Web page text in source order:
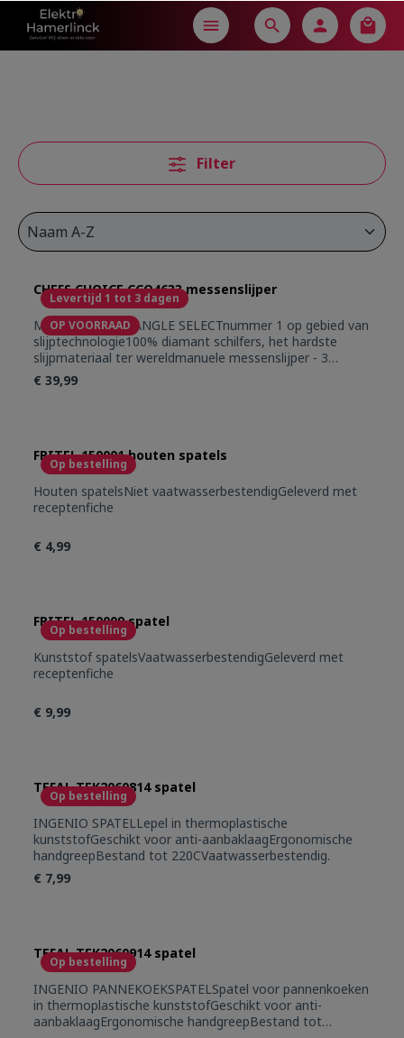
content
Filter
Levertijd 1 tot 3 dagen
OP VOORRAAD
CHEFS CHOICE CCO4633 messenslijper
MESSENSLIJPER ANGLE SELECTnummer 1 op gebied van
slijptechnologie100% diamant schilfers, het hardste
slijpmateriaal ter wereldmanuele messenslijper - 3
positieshoek 15 graden: Aziatische messenhoek 20
graden: Europese messen
€ 39,99
Op bestelling
FRITEL 150001 houten spatels
Houten spatelsNiet vaatwasserbestendigGeleverd met
receptenfiche
€ 4,99
Op bestelling
FRITEL 150009 spatel
Kunststof spatelsVaatwasserbestendigGeleverd met
receptenfiche
€ 9,99
Op bestelling
TEFAL TEK2060814 spatel
INGENIO SPATELLepel in thermoplastische
kunststofGeschikt voor anti-aanbaklaagErgonomische
handgreepBestand tot 220CVaatwasserbestendig.
€ 7,99
Op bestelling
TEFAL TEK2060914 spatel
INGENIO PANNEKOEKSPATELSpatel voor pannenkoeken
in thermoplastische kunststofGeschikt voor anti-
aanbaklaagErgonomische handgreepBestand tot